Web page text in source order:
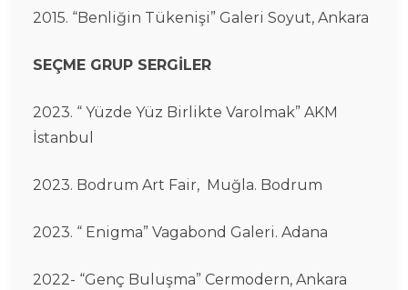
2015. “Benliğin Tükenişi” Galeri Soyut, Ankara
SEÇME GRUP SERGİLER
2023. “ Yüzde Yüz Birlikte Varolmak” AKM
İstanbul
2023. Bodrum Art Fair, Muğla. Bodrum
2023. “ Enigma” Vagabond Galeri. Adana
2022- “Genç Buluşma” Cermodern, Ankara